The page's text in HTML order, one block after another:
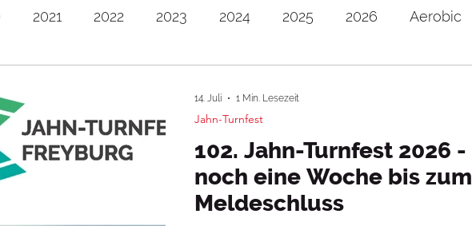
2021 2022 2023 2024 2025 2026 Aerobic
Gerätturnen Gymwelt Inklusion Jahn-Turnfest
Lukas Dauser LTV/S-A
102. Jahn-Turnfest 2026 -
noch eine Woche bis zum
Meldeschluss
Jahn-Turnfest
14. Juli 1 Min. Lesezeit